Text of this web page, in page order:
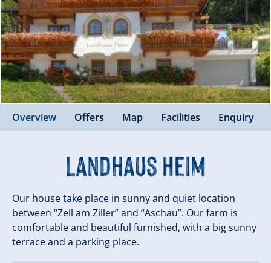
Overview Offers Map Facilities Enquiry
Landhaus Heim
Our house take place in sunny and quiet location
between “Zell am Ziller” and “Aschau”. Our farm is
comfortable and beautiful furnished, with a big sunny
terrace and a parking place.